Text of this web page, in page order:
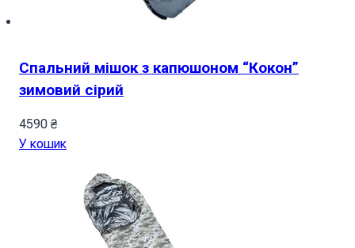
Спальний мішок з капюшоном “Кокон”
зимовий сірий
4590 ₴
У кошик